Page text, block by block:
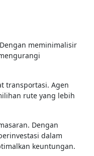
meminimalisir
transportasi. Agen
rute yang lebih
Dengan
dalam
keuntungan.